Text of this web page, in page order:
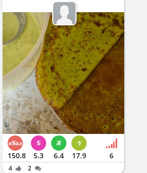
150.8 5.3 6.4 17.9 6
4 2